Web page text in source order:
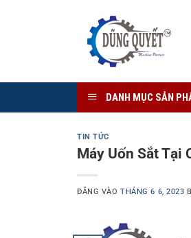
DANH MỤC SẢN
TIN TỨC
Máy Uốn Sắt Tại
ĐĂNG VÀOTHÁNG 6 6, 2023